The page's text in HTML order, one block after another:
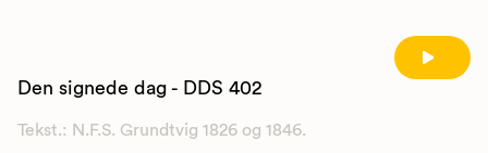
Den signede dag - DDS 402
Tekst.: N.F.S. Grundtvig 1826 og 1846.